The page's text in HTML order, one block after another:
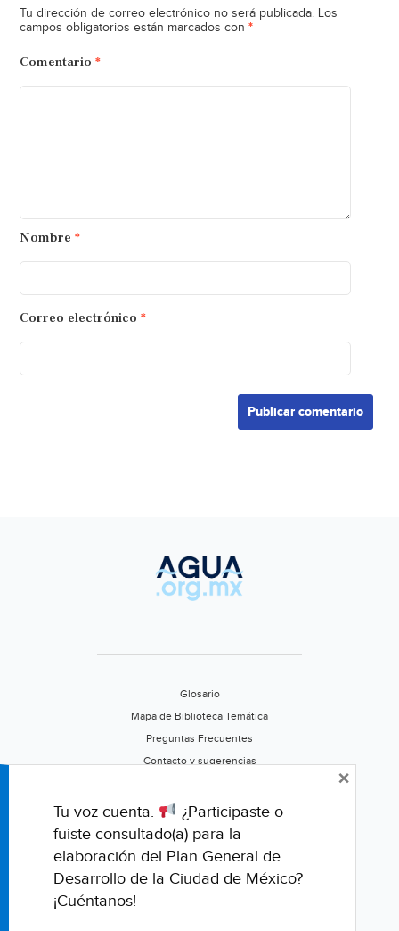
Tu dirección de correo electrónico no será publicada. Los
campos obligatorios están marcados con *
Comentario *
Nombre *
Correo electrónico *
Glosario
Mapa de Biblioteca Temática
Preguntas Frecuentes
Contacto y sugerencias
Califica este portal
Tu voz cuenta.
¿Participaste o
fuiste consultado(a) para la
elaboración del Plan General de
Desarrollo de la Ciudad de México?
¡Cuéntanos!
×